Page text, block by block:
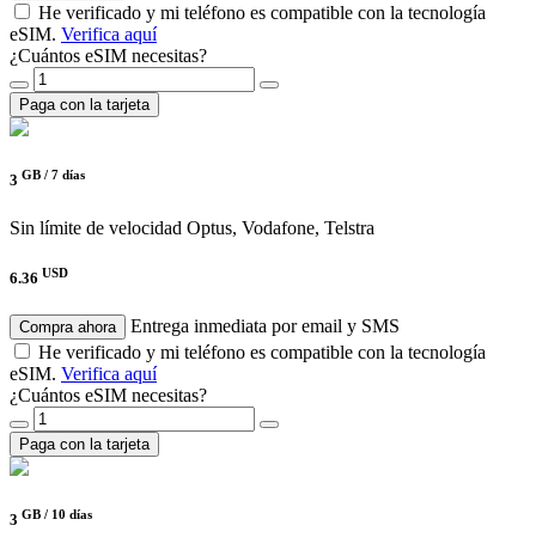
He verificado y mi teléfono es compatible con la tecnología
eSIM. Verifica aquí
¿Cuántos eSIM necesitas?
Paga con la tarjeta
3 GB / 7 días
Sin límite de velocidad Optus, Vodafone, Telstra
6.36 USD
Compra ahora
Entrega inmediata por email y SMS
He verificado y mi teléfono es compatible con la tecnología
eSIM. Verifica aquí
¿Cuántos eSIM necesitas?
Paga con la tarjeta
3 GB / 10 días